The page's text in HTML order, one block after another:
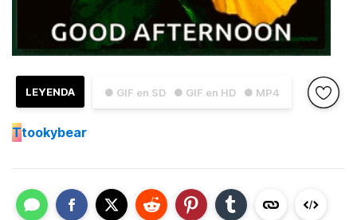
● GIF en SD ● GIF en HD ● MP4
LEYENDA
Ttookybear